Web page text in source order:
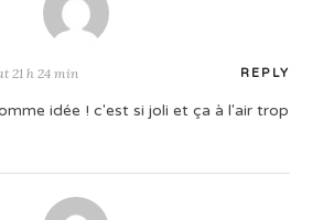
21 h 24 min REPLY
idée ! c'est si joli et ça à l'air trop